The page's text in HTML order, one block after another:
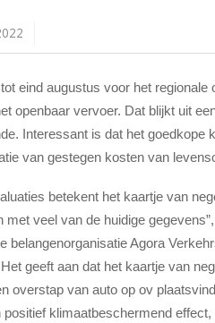
eind augustus voor het
openbaar vervoer. Dat blijkt uit
Interessant is dat het goedkope
van gestegen kosten van
betekent het kaartje van
veel van de huidige
belangenorganisatie Agora
geeft aan dat het kaartje van
overstap van auto op ov
klimaatbeschermend